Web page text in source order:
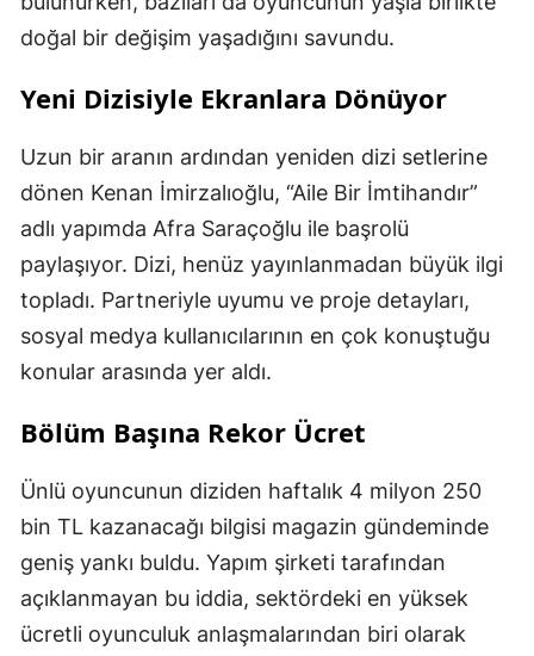
doğal bir değişim yaşadığını savundu.
Yeni Dizisiyle Ekranlara Dönüyor
Uzun bir aranın ardından yeniden dizi setlerine
dönen Kenan İmirzalıoğlu, “Aile Bir İmtihandır”
adlı yapımda Afra Saraçoğlu ile başrolü
paylaşıyor. Dizi, henüz yayınlanmadan büyük ilgi
topladı. Partneriyle uyumu ve proje detayları,
sosyal medya kullanıcılarının en çok konuştuğu
konular arasında yer aldı.
Bölüm Başına Rekor Ücret
Ünlü oyuncunun diziden haftalık 4 milyon 250
bin TL kazanacağı bilgisi magazin gündeminde
geniş yankı buldu. Yapım şirketi tarafından
açıklanmayan bu iddia, sektördeki en yüksek
ücretli oyunculuk anlaşmalarından biri olarak